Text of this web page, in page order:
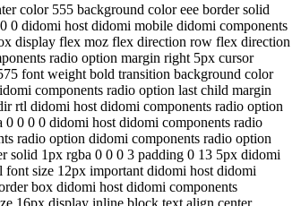
color 555 background color eee border solid
0 didomi host didomi mobile didomi components
display flex moz flex direction row flex direction
radio option margin right 5px cursor
font weight bold transition background color
components radio option last child margin
rtl didomi host didomi components radio option
0 0 0 didomi host didomi components radio
radio option didomi components radio option
solid 1px rgba 0 0 0 3 padding 0 13 5px didomi
size 12px important didomi host didomi
box didomi host didomi components
16px display inline block text align center